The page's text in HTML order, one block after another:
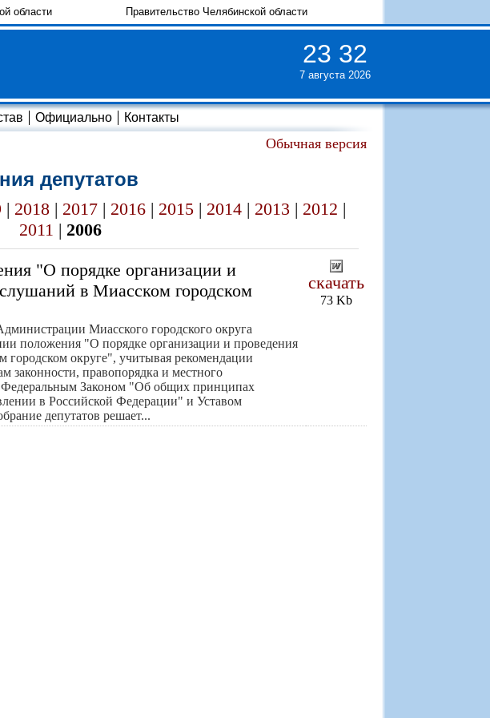
области Правительство Челябинской области
23 32
7 августа 2026
Официально Контакты
Обычная версия
депутатов
| 2018 | 2017 | 2016 | 2015 | 2014 | 2013 | 2012 |
2011 | 2006
"О порядке организации и
в Миасском городском
Миасского городского округа
положения "О порядке организации и проведения
округе", учитывая рекомендации
законности, правопорядка и местного
Федеральным За­коном "Об общих принципах
в Российской Федерации" и Уставом
депу­татов решает...
скачать
73 Kb